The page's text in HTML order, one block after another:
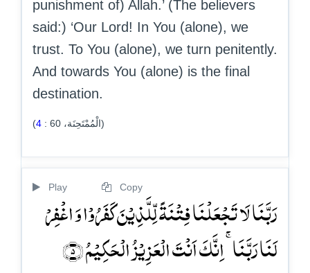
punishment of) Allah.’ (The believers
said:) ‘Our Lord! In You (alone), we
trust. To You (alone), we turn penitently.
And towards You (alone) is the final
destination.
(الْمُمْتَحِنَة، 60
:
4 )
Play Copy
رَبَّنَا لَا تَجۡعَلۡنَا فِتۡنَۃً لِّلَّذِیۡنَ کَفَرُوۡا وَ اغۡفِرۡ
لَنَا رَبَّنَا ۚ اِنَّکَ اَنۡتَ الۡعَزِیۡزُ الۡحَکِیۡمُ ﴿۵﴾